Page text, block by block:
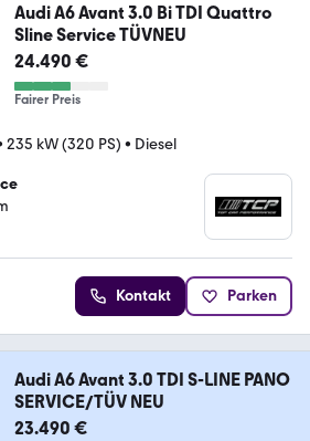
Audi A6 Avant 3.0 Bi TDI Quattro
Sline Service TÜVNEU
24.490 €
Fairer Preis
235 kW (320 PS) • Diesel
Kontakt Parken
Audi A6 Avant 3.0 TDI S-LINE PANO
SERVICE/TÜV NEU
23.490 €